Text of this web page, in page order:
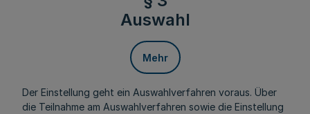
Auswahl
Mehr
Der Einstellung geht ein Auswahlverfahren voraus. Über
die Teilnahme am Auswahlverfahren sowie die Einstellung